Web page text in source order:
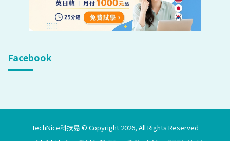
Facebook
TechNice科技島 © Copyright 2026, All Rights Reserved